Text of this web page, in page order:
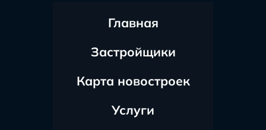
Главная
Застройщики
Карта новостроек
Услуги